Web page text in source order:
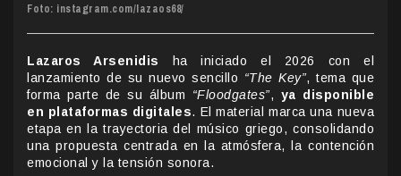
Foto: instagram.com/lazaos68/
Lazaros Arsenidis
ha iniciado el 2026 con el
lanzamiento de su nuevo sencillo “The Key”, tema que
forma parte de su álbum “Floodgates”, ya disponible
en plataformas digitales. El material marca una nueva
etapa en la trayectoria del músico griego, consolidando
una propuesta centrada en la atmósfera, la contención
emocional y la tensión sonora.